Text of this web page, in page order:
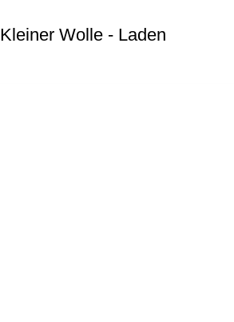
Kleiner Wolle - Laden